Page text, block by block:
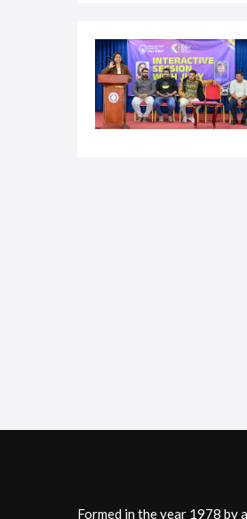
Formed in the year 1978 by